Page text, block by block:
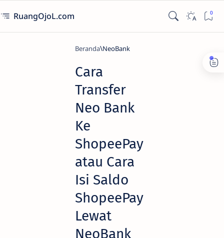
RuangOjoL.com
Beranda NeoBank
Cara
Transfer
Neo Bank
Ke
ShopeePay
atau Cara
Isi Saldo
ShopeePay
Lewat
NeoBank